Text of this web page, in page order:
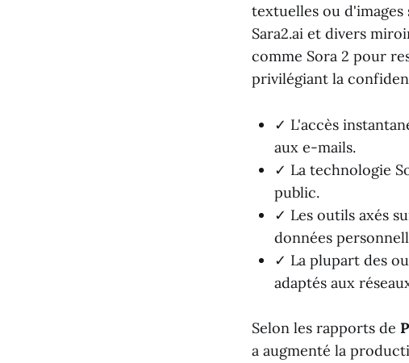
textuelles ou d'images
Sara2.ai et divers
comme Sora 2 pour
privilégiant la
✓ L'accès
aux e-mails.
✓ La technologie
public.
✓ Les outils axés
données
✓ La plupart des
adaptés aux
Selon les rapports de
a augmenté la